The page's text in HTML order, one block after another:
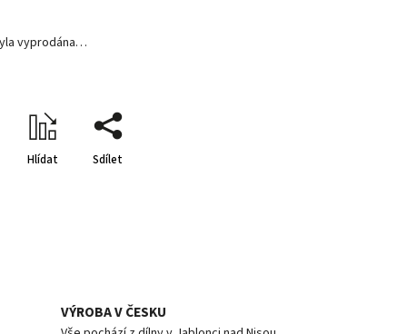
vyprodána…
Hlídat Sdílet
VÝROBA V ČESKU